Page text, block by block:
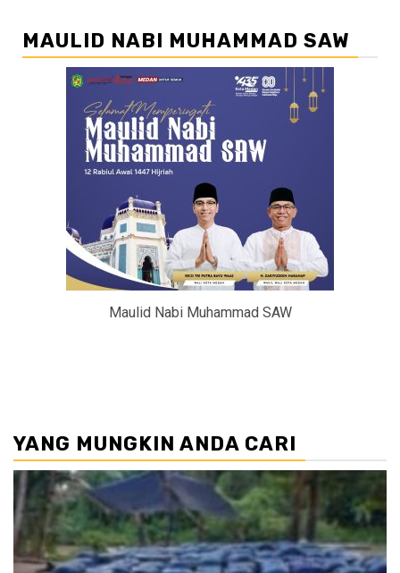
MAULID NABI MUHAMMAD SAW
Maulid Nabi Muhammad SAW
YANG MUNGKIN ANDA CARI